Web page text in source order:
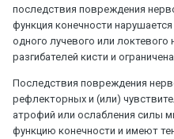
последствия повреждения
функция конечности
одного лучевого или
разгибателей кисти и
Последствия повреждения
рефлекторных и (или)
атрофий или ослабления силы
функцию конечности и имеют